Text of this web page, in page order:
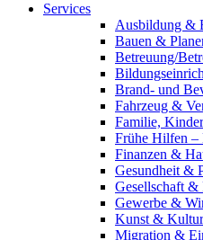
Services
Ausbildung &
Bauen &
Betreuung/
Brand- und
Fahrzeug &
Familie,
Frühe Hilfen –
Finanzen &
Gesundheit &
Gesellschaft
Gewerbe &
Kunst & Kultur
Migration &